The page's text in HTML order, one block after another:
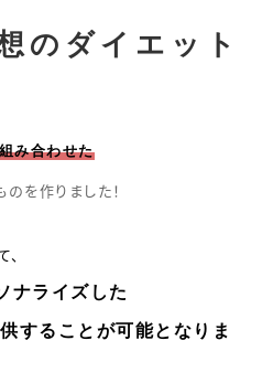
のダイエット
み合わせた
のを作りました！
ナライズした
することが可能となりま